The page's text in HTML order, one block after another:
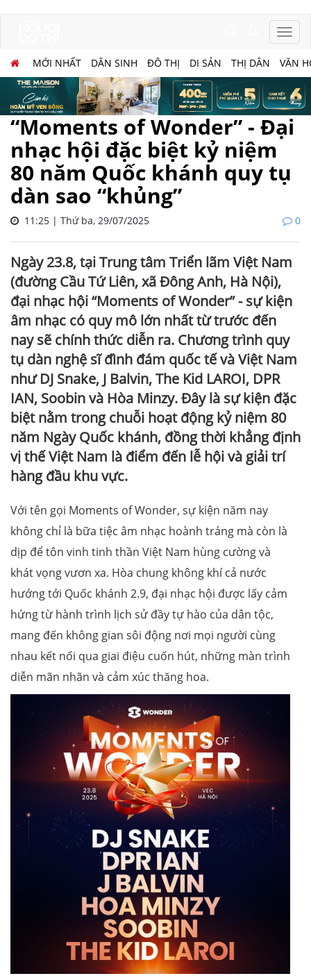
MỚI NHẤT DÂN SINH ĐÔ THỊ DI SẢN THỊ DÂN VĂN
“Moments of Wonder” - Đại
nhạc hội đặc biệt kỷ niệm
80 năm Quốc khánh quy tụ
dàn sao “khủng”
11:25 | Thứ ba, 29/07/2025 0
Ngày 23.8, tại Trung tâm Triển lãm Việt Nam
(đường Cầu Tứ Liên, xã Đông Anh, Hà Nội),
đại nhạc hội “Moments of Wonder” - sự kiện
âm nhạc có quy mô lớn nhất từ trước đến
nay sẽ chính thức diễn ra. Chương trình quy
tụ dàn nghệ sĩ đình đám quốc tế và Việt Nam
như DJ Snake, J Balvin, The Kid LAROI, DPR
IAN, Soobin và Hòa Minzy. Đây là sự kiện đặc
biệt nằm trong chuỗi hoạt động kỷ niệm 80
năm Ngày Quốc khánh, đồng thời khẳng định
vị thế Việt Nam là điểm đến lễ hội và giải trí
hàng đầu khu vực.
Với tên gọi Moments of Wonder, sự kiện năm nay
không chỉ là bữa tiệc âm nhạc hoành tráng mà còn là
dịp để tôn vinh tinh thần Việt Nam hùng cường và
khát vọng vươn xa. Hòa chung không khí cả nước
hướng tới Quốc khánh 2.9, đại nhạc hội được lấy cảm
hứng từ hành trình lịch sử đầy tự hào của dân tộc,
mang đến không gian sôi động nơi mọi người cùng
nhau kết nối qua giai điệu cuốn hút, những màn trình
diễn mãn nhãn và cảm xúc thăng hoa.